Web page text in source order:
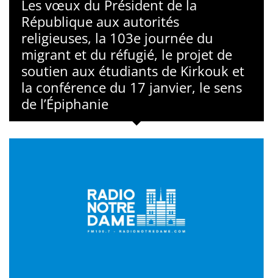
Les vœux du Président de la
République aux autorités
religieuses, la 103e journée du
migrant et du réfugié, le projet de
soutien aux étudiants de Kirkouk et
la conférence du 17 janvier, le sens
de l’Épiphanie